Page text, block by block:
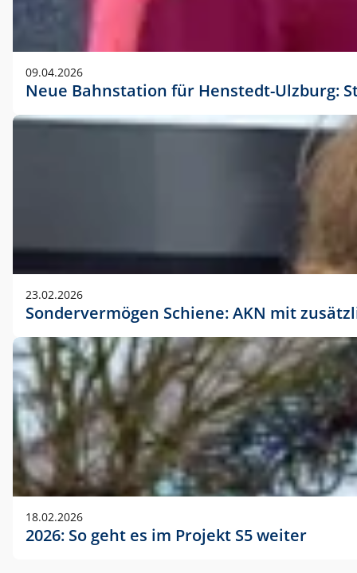
09.04.2026
Neue Bahnstation für Henstedt-Ulzburg:
23.02.2026
Sondervermögen Schiene: AKN mit
18.02.2026
2026: So geht es im Projekt S5 weiter